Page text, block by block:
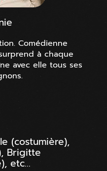
Comédienne
à chaque
avec elle tous ses
(costumière),
Brigitte
etc...